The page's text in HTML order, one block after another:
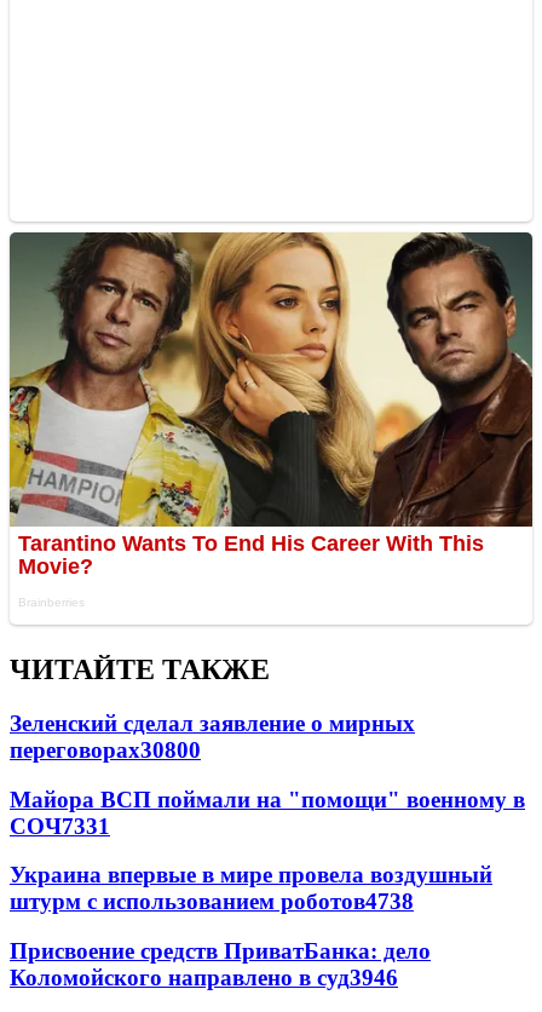
ЧИТАЙТЕ ТАКЖЕ
Зеленский сделал заявление о мирных
переговорах30800
Майора ВСП поймали на "помощи" военному в
СОЧ7331
Украина впервые в мире провела воздушный
штурм с использованием роботов4738
Присвоение средств ПриватБанка: дело
Коломойского направлено в суд3946